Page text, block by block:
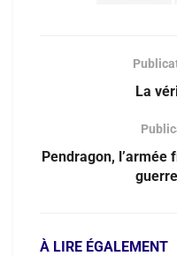
La
Pendragon, l’armée
À LIRE ÉGALEMENT